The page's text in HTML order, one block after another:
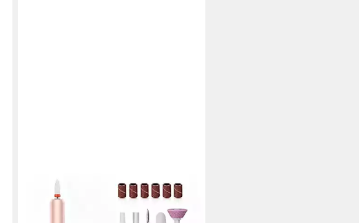
INSCHIMMER
Maniküre-Pediküre-Set Nagelfräser
Kabellos Elektrische Nagelfeile für